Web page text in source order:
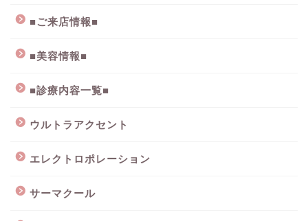
■ご来店情報■
■美容情報■
■診療内容一覧■
ウルトラアクセント
エレクトロポレーション
サーマクール